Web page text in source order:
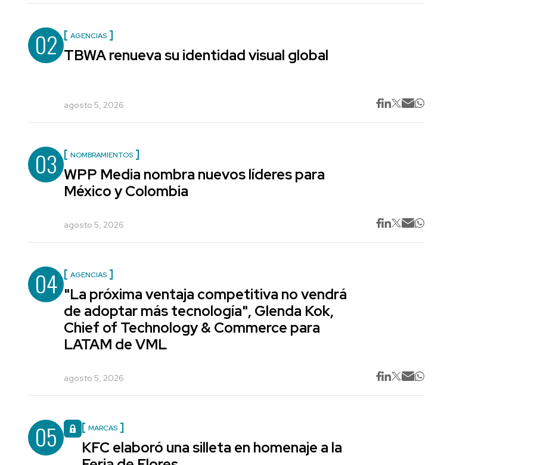
02 AGENCIAS
TBWA renueva su identidad visual global
agosto 5, 2026
03 NOMBRAMIENTOS
WPP Media nombra nuevos líderes para
México y Colombia
agosto 5, 2026
04 AGENCIAS
"La próxima ventaja competitiva no vendrá
de adoptar más tecnología", Glenda Kok,
Chief of Technology & Commerce para
LATAM de VML
agosto 5, 2026
05 MARCAS
KFC elaboró una silleta en homenaje a la